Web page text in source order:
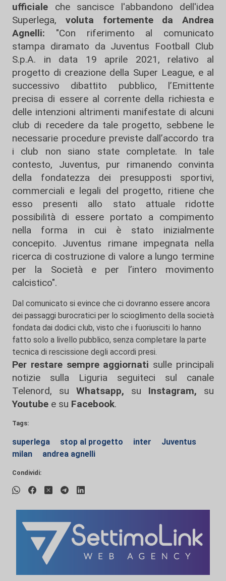
ufficiale che sancisce l'abbandono dell'idea
Superlega, voluta fortemente da Andrea
Agnelli: "Con riferimento al comunicato
stampa diramato da Juventus Football Club
S.p.A. in data 19 aprile 2021, relativo al
progetto di creazione della Super League, e al
successivo dibattito pubblico, l’Emittente
precisa di essere al corrente della richiesta e
delle intenzioni altrimenti manifestate di alcuni
club di recedere da tale progetto, sebbene le
necessarie procedure previste dall’accordo tra
i club non siano state completate. In tale
contesto, Juventus, pur rimanendo convinta
della fondatezza dei presupposti sportivi,
commerciali e legali del progetto, ritiene che
esso presenti allo stato attuale ridotte
possibilità di essere portato a compimento
nella forma in cui è stato inizialmente
concepito. Juventus rimane impegnata nella
ricerca di costruzione di valore a lungo termine
per la Società e per l’intero movimento
calcistico".
Dal comunicato si evince che ci dovranno essere ancora
dei passaggi burocratici per lo scioglimento della società
fondata dai dodici club, visto che i fuoriusciti lo hanno
fatto solo a livello pubblico, senza completare la parte
tecnica di rescissione degli accordi presi.
Per restare sempre aggiornati sulle principali
notizie sulla Liguria seguiteci sul canale
Telenord, su
Whatsapp, su Instagram, su
Youtube e su Facebook.
Tags:
superlega stop al progetto inter
Juventus
milan
andrea agnelli
Condividi: